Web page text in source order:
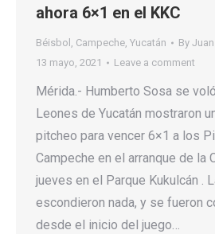
ahora 6×1 en el KKC
Béisbol , Campeche, Yucatán By
13 mayo, 2021
Leave a comment
Mérida.- Humberto Sosa se
Leones de Yucatán mostraron
pitcheo para vencer 6×1 a los
Campeche en el arranque de la
jueves en el Parque Kukulcán .
escondieron nada, y se fueron
desde el inicio del juego…